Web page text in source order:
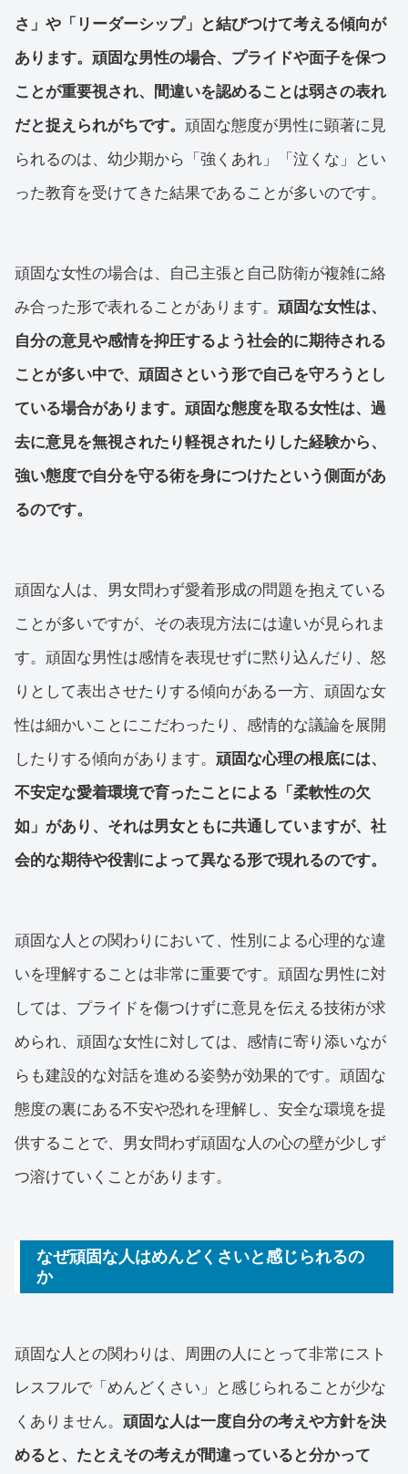
さ」や「リーダーシップ」と結びつけて考える傾向が
あります。頑固な男性の場合、プライドや面子を保つ
ことが重要視され、間違いを認めることは弱さの表れ
だと捉えられがちです。 頑固な態度が男性に顕著に見
られるのは、幼少期から「強くあれ」「泣くな」とい
った教育を受けてきた結果であることが多いのです。
頑固な女性の場合は、自己主張と自己防衛が複雑に絡
み合った形で表れることがあります。 頑固な女性は、
自分の意見や感情を抑圧するよう社会的に期待される
ことが多い中で、頑固さという形で自己を守ろうとし
ている場合があります。頑固な態度を取る女性は、過
去に意見を無視されたり軽視されたりした経験から、
強い態度で自分を守る術を身につけたという側面があ
るのです。
頑固な人は、男女問わず愛着形成の問題を抱えている
ことが多いですが、その表現方法には違いが見られま
す。頑固な男性は感情を表現せずに黙り込んだり、怒
りとして表出させたりする傾向がある一方、頑固な女
性は細かいことにこだわったり、感情的な議論を展開
したりする傾向があります。 頑固な心理の根底には、
不安定な愛着環境で育ったことによる「柔軟性の欠
如」があり、それは男女ともに共通していますが、社
会的な期待や役割によって異なる形で現れるのです。
頑固な人との関わりにおいて、性別による心理的な違
いを理解することは非常に重要です。頑固な男性に対
しては、プライドを傷つけずに意見を伝える技術が求
められ、頑固な女性に対しては、感情に寄り添いなが
らも建設的な対話を進める姿勢が効果的です。頑固な
態度の裏にある不安や恐れを理解し、安全な環境を提
供することで、男女問わず頑固な人の心の壁が少しず
つ溶けていくことがあります。
なぜ頑固な人はめんどくさいと感じられるの
か
頑固な人との関わりは、周囲の人にとって非常にスト
レスフルで「めんどくさい」と感じられることが少な
くありません。 頑固な人は一度自分の考えや方針を決
めると、たとえその考えが間違っていると分かって